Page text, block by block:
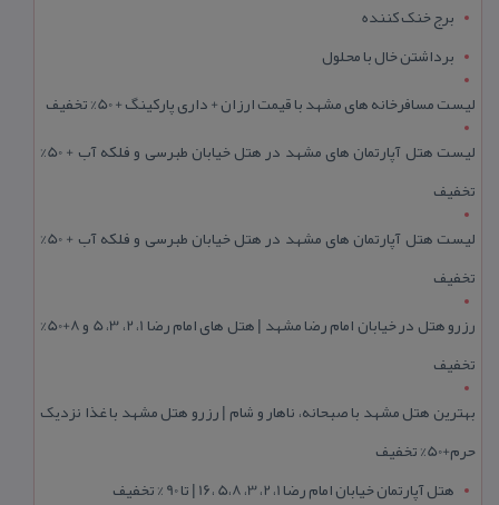
برج خنک کننده
برداشتن خال با محلول
لیست مسافرخانه های مشهد با قیمت ارزان + داری پارکینگ + 50% تخفیف
لیست هتل آپارتمان های مشهد در هتل خیابان طبرسی و فلکه آب + 50%
تخفیف
لیست هتل آپارتمان های مشهد در هتل خیابان طبرسی و فلکه آب + 50%
تخفیف
رزرو هتل در خیابان امام رضا مشهد | هتل‌ های امام رضا 1، 2، 3، 5 و 8+50%
تخفیف
بهترین هتل مشهد با صبحانه، ناهار و شام | رزرو هتل مشهد با غذا نزدیک
حرم+50% تخفیف
هتل آپارتمان خیابان امام رضا 1، 2، 3، 5،8 ،16 | تا 90 % تخفیف